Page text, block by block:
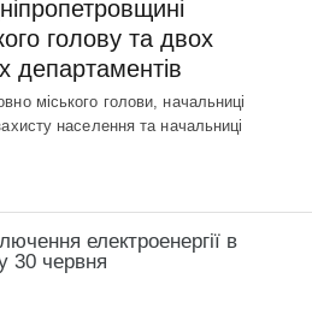
голову та двох
департаментів
міського голови, начальниці
населення та начальниці
електроенергії в
30 червня